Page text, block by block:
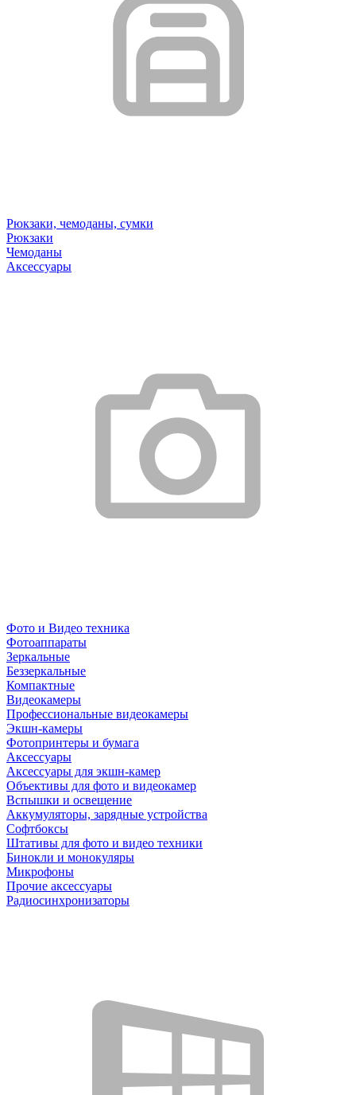
Рюкзаки, чемоданы, сумки
Рюкзаки
Чемоданы
Аксессуары
Фото и Видео техника
Фотоаппараты
Зеркальные
Беззеркальные
Компактные
Видеокамеры
Профессиональные видеокамеры
Экшн-камеры
Фотопринтеры и бумага
Аксессуары
Аксессуары для экшн-камер
Объективы для фото и видеокамер
Вспышки и освещение
Аккумуляторы, зарядные устройства
Софтбоксы
Штативы для фото и видео техники
Бинокли и монокуляры
Микрофоны
Прочие аксессуары
Радиосинхронизаторы